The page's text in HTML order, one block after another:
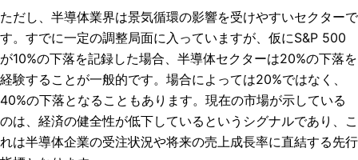
ただし、半導体業界は景気循環の影響を受けやすいセクターで
す。すでに一定の調整局面に入っていますが、仮にS&P 500
が10%の下落を記録した場合、半導体セクターは20%の下落を
経験することが一般的です。場合によっては20%ではなく、
40%の下落となることもあります。現在の市場が示している
のは、経済の健全性が低下しているというシグナルであり、こ
れは半導体企業の受注状況や将来の売上成長率に直結する先行